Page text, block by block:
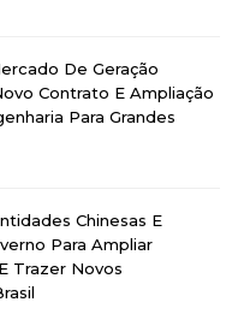
De Geração
Contrato E Ampliação
Para Grandes
Chinesas E
Para Ampliar
Trazer Novos